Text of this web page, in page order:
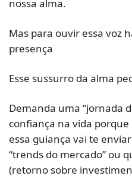
nossa alma.
Mas para ouvir essa voz
presença
Esse sussurro da alma
Demanda uma “jornada
confiança na vida
essa guiança vai te
“trends do mercado” ou
(retorno sobre